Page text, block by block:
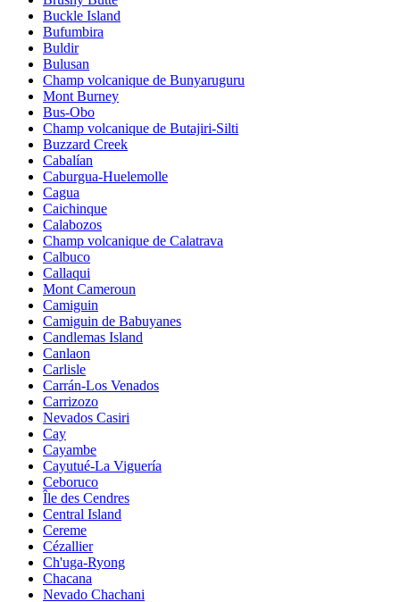
Buckle Island
Bufumbira
Buldir
Bulusan
Champ volcanique de Bunyaruguru
Mont Burney
Bus-Obo
Champ volcanique de Butajiri-Silti
Buzzard Creek
Cabalían
Caburgua-Huelemolle
Cagua
Caichinque
Calabozos
Champ volcanique de Calatrava
Calbuco
Callaqui
Mont Cameroun
Camiguin
Camiguin de Babuyanes
Candlemas Island
Canlaon
Carlisle
Carrán-Los Venados
Carrizozo
Nevados Casiri
Cay
Cayambe
Cayutué-La Viguería
Ceboruco
Île des Cendres
Central Island
Cereme
Cézallier
Ch'uga-Ryong
Chacana
Nevado Chachani